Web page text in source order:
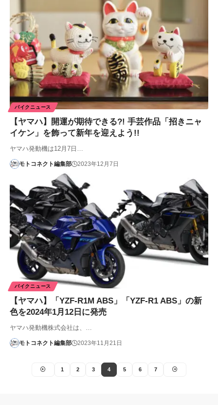
バイクニュース
【ヤマハ】開運が期待できる?! 手芸作品「招きニャ
イケン」を飾って新年を迎えよう!!
ヤマハ発動機は12月7日…
モトコネクト編集部 2023年12月7日
バイクニュース
【ヤマハ】「YZF-R1M ABS」「YZF-R1 ABS」の新
色を2024年1月12日に発売
ヤマハ発動機株式会社は、…
モトコネクト編集部 2023年11月21日
1 2 3 4 5 6 7